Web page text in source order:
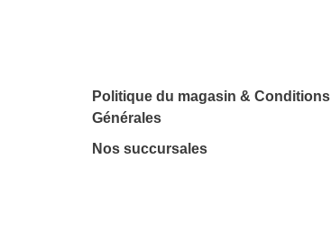
Politique du magasin & Conditions
Générales
Nos succursales